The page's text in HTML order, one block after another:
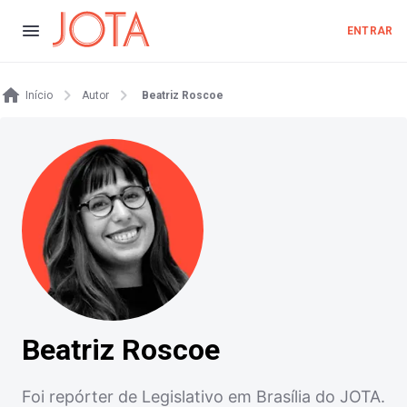
ENTRAR
Início Autor Beatriz Roscoe
Beatriz Roscoe
Foi repórter de Legislativo em Brasília do JOTA.